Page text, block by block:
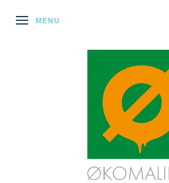
SKIFTE NAVIGATION
MENU